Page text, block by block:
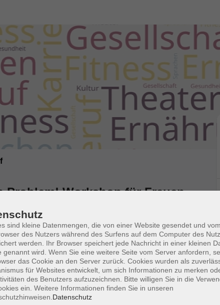
Problem! Workshop für Frauen
an Frauen, die wissen wollen, was man selbst
ist,
schliessen,
sind kleine Datenmengen, die von einer Website gesendet und vom
des Nutzers während des Surfens auf dem Computer des
werden. Ihr Browser speichert jede Nachricht in einer kleinen
genannt wird. Wenn Sie eine weitere Seite vom Server anfordern,
das Cookie an den Server zurück. Cookies wurden als
für Websites entwickelt, um sich Informationen zu merken
des Benutzers aufzuzeichnen. Bitte willigen Sie in die
ein. Weitere Informationen finden Sie in unseren
Datenschutz